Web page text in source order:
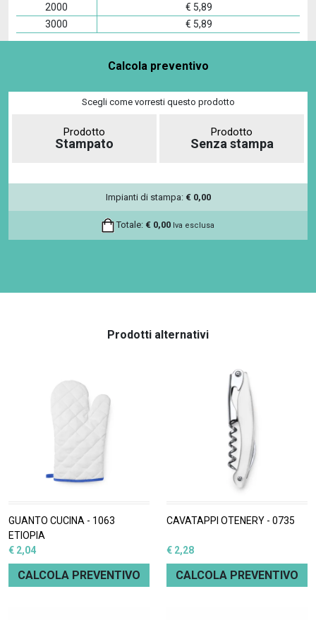
2000
€ 5,89
3000
€ 5,89
Calcola preventivo
Scegli come vorresti questo prodotto
Prodotto
Stampato
Prodotto
Senza stampa
Impianti di stampa: € 0,00
Totale: € 0,00 Iva esclusa
Prodotti alternativi
GUANTO CUCINA - 1063
ETIOPIA
€ 2,04
CALCOLA PREVENTIVO
CAVATAPPI OTENERY - 0735
€ 2,28
CALCOLA PREVENTIVO